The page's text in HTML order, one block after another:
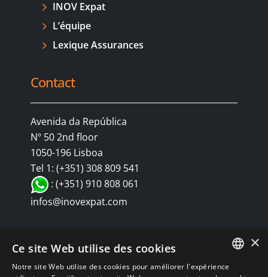
INOV Expat
L’équipe
Lexique Assurances
Contact
Avenida da República
Nº 50 2nd floor
1050-196 Lisboa
Tel 1: (+351) 308 809 541
: (+351) 910 808 061
infos@inovexpat.com
FRENCH
×
Ce site Web utilise des cookies
Notre site Web utilise des cookies pour améliorer l'expérience